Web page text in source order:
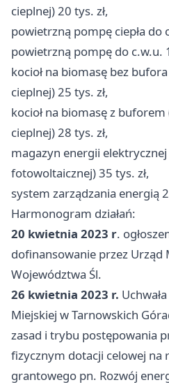
cieplnej) 20 tys. zł,
powietrzną pompę ciepła do
powietrzną pompę do c.w.u.
kocioł na biomasę bez
cieplnej) 25 tys. zł,
kocioł na biomasę z
cieplnej) 28 tys. zł,
magazyn energii
fotowoltaicznej) 35 tys. zł,
system zarządzania energią 2
Harmonogram działań:
20 kwietnia 2023 r.
dofinansowanie przez Urząd
Województwa Śl.
26 kwietnia 2023 r.
Miejskiej w Tarnowskich
zasad i trybu postępowania
fizycznym dotacji celowej na
grantowego pn. Rozwój